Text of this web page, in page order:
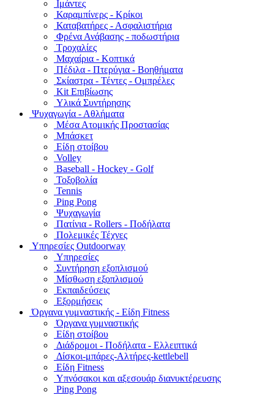
Ιμάντες
Καραμπίνερς - Κρίκοι
Καταβατήρες - Ασφαλιστήρια
Φρένα Ανάβασης - ποδωστήρια
Τροχαλίες
Μαχαίρια - Κοπτικά
Πέδιλα - Πτερύγια - Βοηθήματα
Σκίαστρα - Τέντες - Ομπρέλες
Kit Επιβίωσης
Υλικά Συντήρησης
Ψυχαγωγία - Αθλήματα
Μέσα Ατομικής Προστασίας
Μπάσκετ
Είδη στοίβου
Volley
Baseball - Hockey - Golf
Τοξοβολία
Tennis
Ping Pong
Ψυχαγωγία
Πατίνια - Rollers - Ποδήλατα
Πολεμικές Τέχνες
Υπηρεσίες Outdoorway
Υπηρεσίες
Συντήρηση εξοπλισμού
Μίσθωση εξοπλισμού
Εκπαιδεύσεις
Εξορμήσεις
Όργανα γυμναστικής - Είδη Fitness
Όργανα γυμναστικής
Είδη στοίβου
Διάδρομοι - Ποδήλατα - Ελλειπτικά
Δίσκοι-μπάρες-Αλτήρες-kettlebell
Είδη Fitness
Υπνόσακοι και αξεσουάρ διανυκτέρευσης
Ping Pong